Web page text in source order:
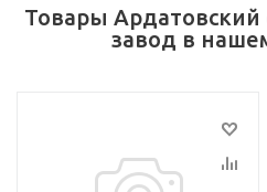
Товары Ардатовский
завод в